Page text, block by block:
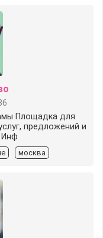
Площадка для
предложений и
Инф
москва